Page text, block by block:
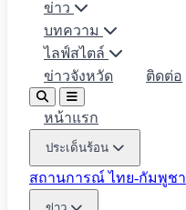
ข่าว
บทความ
ไลฟ์สไตล์
ข่าวจังหวัด
ติดต่อ
หน้าแรก
ประเด็นร้อน
สถานการณ์ ไทย-กัมพูชา